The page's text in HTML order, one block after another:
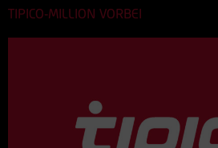
TIPICO-MILLION VORBEI